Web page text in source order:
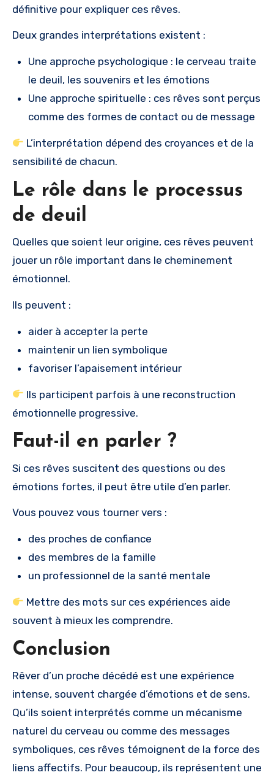
définitive pour expliquer ces rêves.
Deux grandes interprétations existent :
Une approche psychologique : le cerveau traite
le deuil, les souvenirs et les émotions
Une approche spirituelle : ces rêves sont perçus
comme des formes de contact ou de message
L’interprétation dépend des croyances et de la
sensibilité de chacun.
Le rôle dans le processus
de deuil
Quelles que soient leur origine, ces rêves peuvent
jouer un rôle important dans le cheminement
émotionnel.
Ils peuvent :
aider à accepter la perte
maintenir un lien symbolique
favoriser l’apaisement intérieur
Ils participent parfois à une reconstruction
émotionnelle progressive.
Faut-il en parler ?
Si ces rêves suscitent des questions ou des
émotions fortes, il peut être utile d’en parler.
Vous pouvez vous tourner vers :
des proches de confiance
des membres de la famille
un professionnel de la santé mentale
Mettre des mots sur ces expériences aide
souvent à mieux les comprendre.
Conclusion
Rêver d’un proche décédé est une expérience
intense, souvent chargée d’émotions et de sens.
Qu’ils soient interprétés comme un mécanisme
naturel du cerveau ou comme des messages
symboliques, ces rêves témoignent de la force des
liens affectifs. Pour beaucoup, ils représentent une